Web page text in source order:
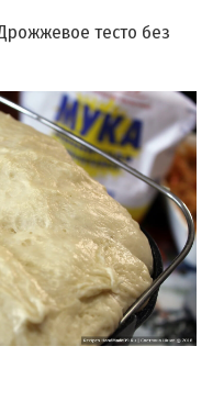
тесто без